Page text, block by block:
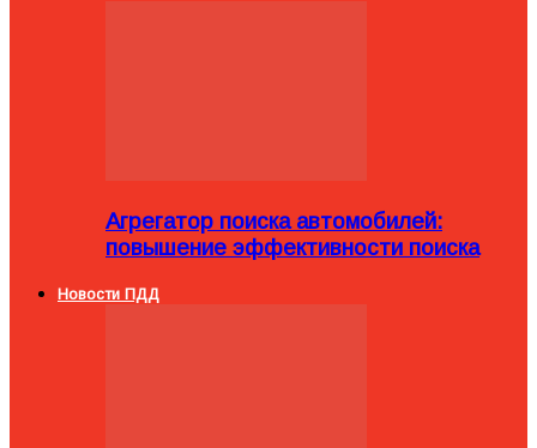
Агрегатор поиска автомобилей:
повышение эффективности поиска
Новости ПДД